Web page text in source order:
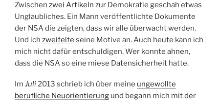
Zwischen zwei Artikeln zur Demokratie geschah etwas
Unglaubliches. Ein Mann veröffentlichte Dokumente
der NSA die zeigten, dass wir alle überwacht werden.
Und ich zweifelte seine Motive an. Auch heute kann ich
mich nicht dafür entschuldigen. Wer konnte ahnen,
dass die NSA so eine miese Datensicherheit hatte.
Im Juli2013 schrieb ich über meine ungewollte
berufliche Neuorientierung und begann mich mit der